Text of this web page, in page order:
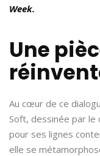
Week.
Une
Au cœur de ce
Soft, dessinée par le
pour ses lignes
elle se